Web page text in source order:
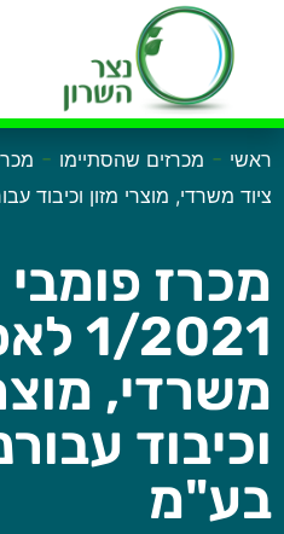
ראשי - מכרזים שהסתיימו -
ציוד משרדי, מוצרי מזון וכיבוד
מכרז
1/
משרדי,
וכיבוד
בע"מ